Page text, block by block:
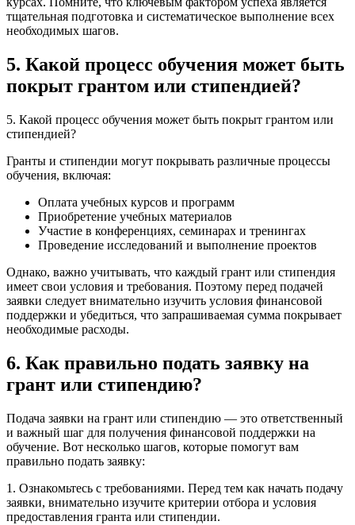
тщательная подготовка и систематическое выполнение всех
необходимых шагов.
5. Какой процесс обучения может быть
покрыт грантом или стипендией?
5. Какой процесс обучения может быть покрыт грантом или
стипендией?
Гранты и стипендии могут покрывать различные процессы
обучения, включая:
Оплата учебных курсов и программ
Приобретение учебных материалов
Участие в конференциях, семинарах и тренингах
Проведение исследований и выполнение проектов
Однако, важно учитывать, что каждый грант или стипендия
имеет свои условия и требования. Поэтому перед подачей
заявки следует внимательно изучить условия финансовой
поддержки и убедиться, что запрашиваемая сумма покрывает
необходимые расходы.
6. Как правильно подать заявку на
грант или стипендию?
Подача заявки на грант или стипендию — это ответственный
и важный шаг для получения финансовой поддержки на
обучение. Вот несколько шагов, которые помогут вам
правильно подать заявку:
1. Ознакомьтесь с требованиями. Перед тем как начать подачу
заявки, внимательно изучите критерии отбора и условия
предоставления гранта или стипендии.